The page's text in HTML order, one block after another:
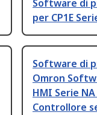
Software di
per CP1E
Software di
Omron
HMI Serie
Controllore